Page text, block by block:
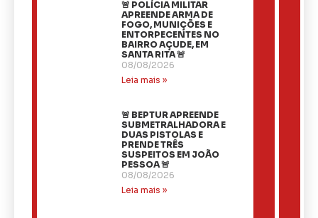
🚨 POLÍCIA MILITAR
APREENDE ARMA DE
FOGO, MUNIÇÕES E
ENTORPECENTES NO
BAIRRO AÇUDE, EM
SANTA RITA 🚨
08/08/2026
Leia mais »
🚨 BEPTUR APREENDE
SUBMETRALHADORA E
DUAS PISTOLAS E
PRENDE TRÊS
SUSPEITOS EM JOÃO
PESSOA 🚨
08/08/2026
Leia mais »